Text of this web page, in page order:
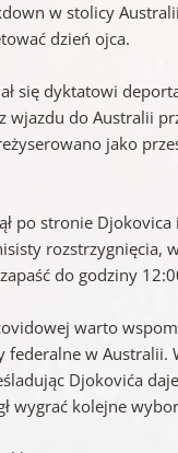
w stolicy
dzień ojca.
się dyktatowi
do Australii
jako
po stronie
rozstrzygnięcia,
do godziny
warto
w Australii.
Djokovića
wygrać kolejne